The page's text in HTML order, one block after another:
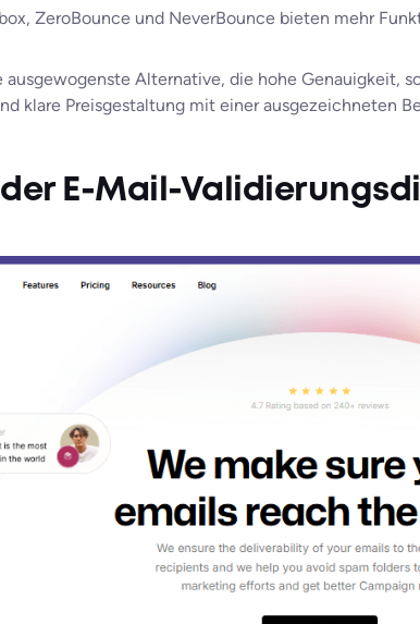
ZeroBounce und NeverBounce bieten mehr
ausgewogenste Alternative, die hohe Genauigkeit,
klare Preisgestaltung mit einer ausgezeichneten
E-Mail-